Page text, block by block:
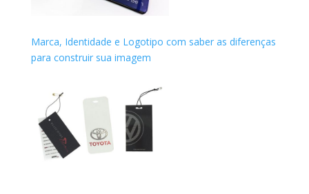
Marca, Identidade e Logotipo com saber as diferenças
para construir sua imagem